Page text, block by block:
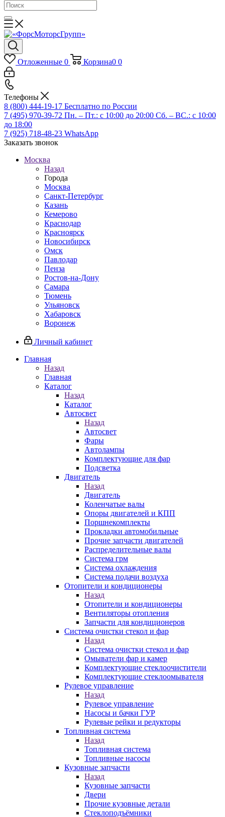
Отложенные 0 Корзина0 0
Телефоны
8 (800) 444-19-17 Бесплатно по России
7 (495) 970-39-72 Пн. – Пт.: с 10:00 до 20:00 Сб. – ВС.: c 10:00
до 18:00
7 (925) 718-48-23 WhatsApp
Заказать звонок
Москва
Назад
Города
Москва
Санкт-Петербург
Казань
Кемерово
Краснодар
Красноярск
Новосибирск
Омск
Павлодар
Пенза
Ростов-на-Дону
Самара
Тюмень
Ульяновск
Хабаровск
Воронеж
Личный кабинет
Главная
Назад
Главная
Каталог
Назад
Каталог
Автосвет
Назад
Автосвет
Фары
Автолампы
Комплектующие для фар
Подсветка
Двигатель
Назад
Двигатель
Коленчатые валы
Опоры двигателей и КПП
Поршнекомплекты
Прокладки автомобильные
Прочие запчасти двигателей
Распределительные валы
Система грм
Система охлаждения
Система подачи воздуха
Отопители и кондиционеры
Назад
Отопители и кондиционеры
Вентиляторы отопления
Запчасти для кондиционеров
Система очистки стекол и фар
Назад
Система очистки стекол и фар
Омыватели фар и камер
Комплектующие стеклоочистители
Комплектующие стеклоомывателя
Рулевое управление
Назад
Рулевое управление
Насосы и бачки ГУР
Рулевые рейки и редукторы
Топливная система
Назад
Топливная система
Топливные насосы
Кузовные запчасти
Назад
Кузовные запчасти
Двери
Прочие кузовные детали
Стеклоподъёмники